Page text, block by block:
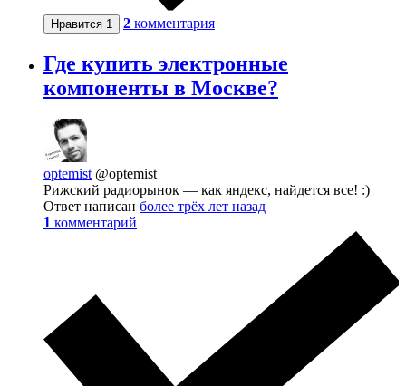
Нравится 1 2 комментария
Где купить электронные
компоненты в Москве?
optemist @optemist
Рижский радиорынок — как яндекс, найдется все! :)
Ответ написан более трёх лет назад
1 комментарий